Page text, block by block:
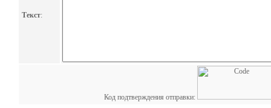
Текст:
Код подтверждения отправки: